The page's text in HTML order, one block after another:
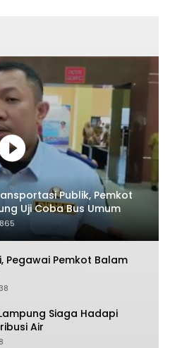
Publik, Pemkot
Uji Coba Bus Umum
865
Pegawai Pemkot Balam
38
Siaga Hadapi
Air